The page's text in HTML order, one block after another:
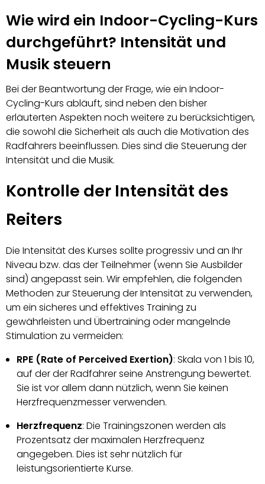
Wie wird ein Indoor-Cycling-Kurs
durchgeführt? Intensität und
Musik steuern
Bei der Beantwortung der Frage, wie ein Indoor-
Cycling-Kurs abläuft, sind neben den bisher
erläuterten Aspekten noch weitere zu berücksichtigen,
die sowohl die Sicherheit als auch die Motivation des
Radfahrers beeinflussen. Dies sind die Steuerung der
Intensität und die Musik.
Kontrolle der Intensität des
Reiters
Die Intensität des Kurses sollte progressiv und an Ihr
Niveau bzw. das der Teilnehmer (wenn Sie Ausbilder
sind) angepasst sein. Wir empfehlen, die folgenden
Methoden zur Steuerung der Intensität zu verwenden,
um ein sicheres und effektives Training zu
gewährleisten und Übertraining oder mangelnde
Stimulation zu vermeiden:
RPE (Rate of Perceived Exertion): Skala von 1 bis 10,
auf der der Radfahrer seine Anstrengung bewertet.
Sie ist vor allem dann nützlich, wenn Sie keinen
Herzfrequenzmesser verwenden.
Herzfrequenz: Die Trainingszonen werden als
Prozentsatz der maximalen Herzfrequenz
angegeben. Dies ist sehr nützlich für
leistungsorientierte Kurse.